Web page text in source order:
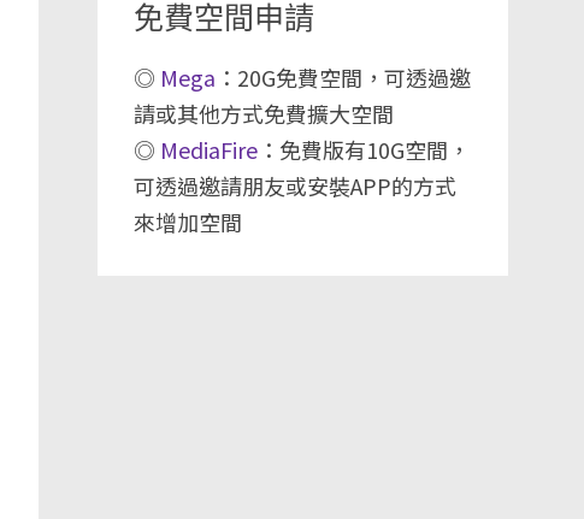
免費空間申請
◎ Mega ：20G免費空間，可透過邀
請或其他方式免費擴大空間
◎ MediaFire：免費版有10G空間，
可透過邀請朋友或安裝APP的方式
來增加空間